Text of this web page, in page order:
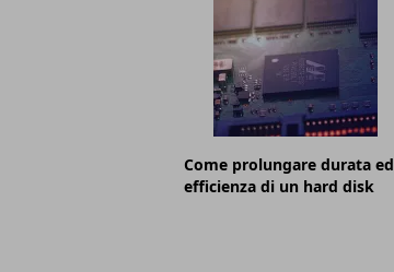
Come prolungare durata ed
efficienza di un hard disk